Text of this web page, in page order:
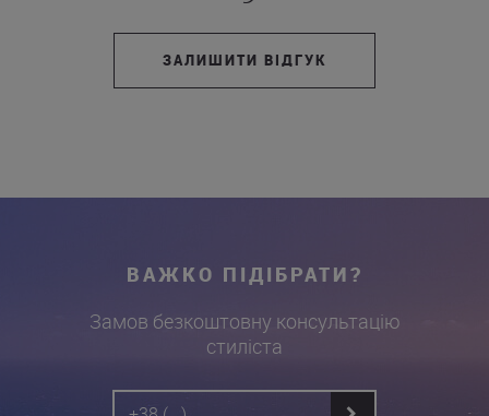
ЗАЛИШИТИ ВІДГУК
ВАЖКО ПІДІБРАТИ?
Замов безкоштовну консультацію
стиліста